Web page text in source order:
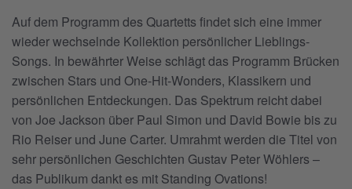
Auf dem Programm des Quartetts findet sich eine immer
wieder wechselnde Kollektion persönlicher Lieblings-
Songs. In bewährter Weise schlägt das Programm Brücken
zwischen Stars und One-Hit-Wonders, Klassikern und
persönlichen Entdeckungen. Das Spektrum reicht dabei
von Joe Jackson über Paul Simon und David Bowie bis zu
Rio Reiser und June Carter. Umrahmt werden die Titel von
sehr persönlichen Geschichten Gustav Peter Wöhlers –
das Publikum dankt es mit Standing Ovations!